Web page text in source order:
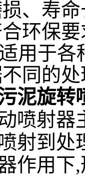
、寿
环保
用于
同的
泥旋转
喷射器
射到处
作用下